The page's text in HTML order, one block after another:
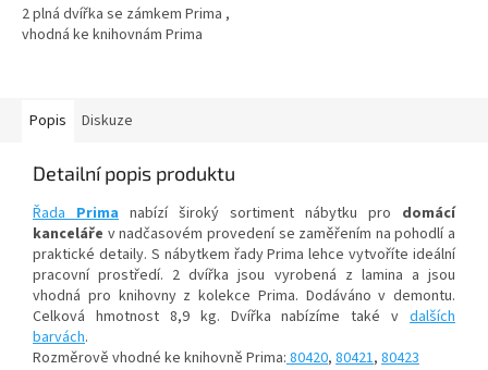
2 plná dvířka se zámkem Prima ,
vhodná ke knihovnám Prima
Popis Diskuze
Detailní popis produktu
Řada Prima nabízí široký sortiment nábytku pro domácí
kanceláře v nadčasovém provedení se zaměřením na pohodlí a
praktické detaily. S nábytkem řady Prima lehce vytvoříte ideální
pracovní prostředí. 2 dvířka jsou vyrobená z lamina a jsou
vhodná pro knihovny z kolekce Prima. Dodáváno v demontu.
Celková hmotnost 8,9 kg. Dvířka nabízíme také v dalších
barvách.
Rozměrově vhodné ke knihovně Prima: 80420, 80421, 80423